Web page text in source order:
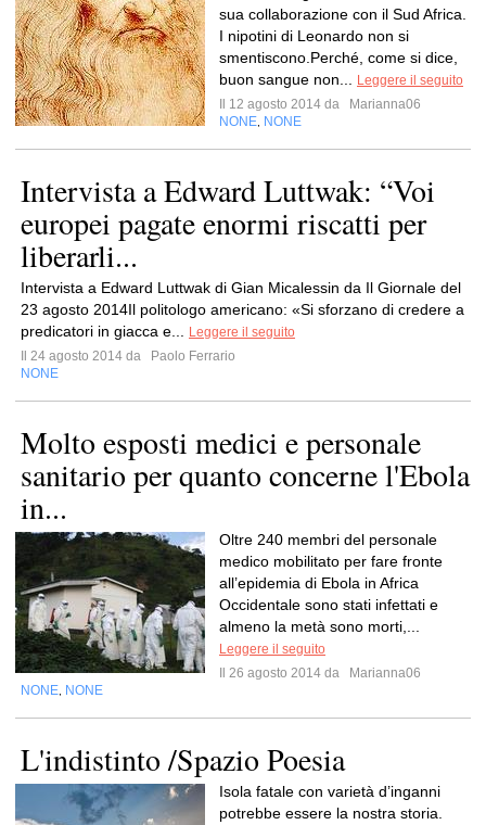
sua collaborazione con il Sud Africa.
I nipotini di Leonardo non si
smentiscono.Perché, come si dice,
buon sangue non...
Leggere il seguito
Il 12 agosto 2014 da
Marianna06
NONE NONE
Intervista a Edward Luttwak: “Voi
europei pagate enormi riscatti per
liberarli...
Intervista a Edward Luttwak di Gian Micalessin da Il Giornale del
23 agosto 2014Il politologo americano: «Si sforzano di credere a
predicatori in giacca e...
Leggere il seguito
Il 24 agosto 2014 da
Paolo Ferrario
NONE
Molto esposti medici e personale
sanitario per quanto concerne l'Ebola
in...
Oltre 240 membri del personale
medico mobilitato per fare fronte
all’epidemia di Ebola in Africa
Occidentale sono stati infettati e
almeno la metà sono morti,...
Leggere il seguito
Il 26 agosto 2014 da
Marianna06
NONE NONE
L'indistinto /Spazio Poesia
Isola fatale con varietà d’inganni
potrebbe essere la nostra storia.